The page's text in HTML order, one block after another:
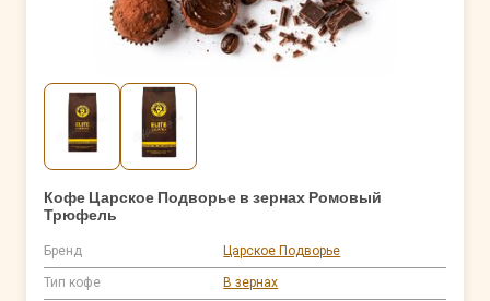
Кофе Царское Подворье в зернах Ромовый
Трюфель
Бренд Царское Подворье
Тип кофе В зернах